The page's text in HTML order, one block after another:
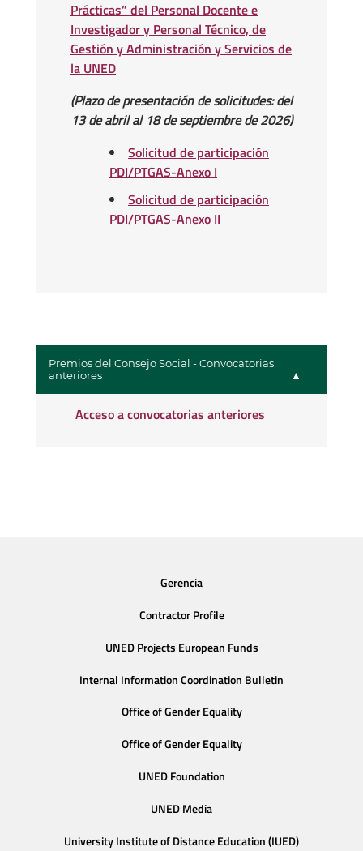
Prácticas” del Personal Docente e
Investigador y Personal Técnico, de
Gestión y Administración y Servicios de
la UNED
(Plazo de presentación de solicitudes: del
13 de abril al 18 de septiembre de 2026)
Solicitud de participación
PDI/PTGAS-Anexo I
Solicitud de participación
PDI/PTGAS-Anexo II
Premios del Consejo Social - Convocatorias
anteriores
Acceso a convocatorias anteriores
Gerencia
Contractor Profile
UNED Projects European Funds
Internal Information Coordination Bulletin
Office of Gender Equality
Office of Gender Equality
UNED Foundation
UNED Media
University Institute of Distance Education (IUED)